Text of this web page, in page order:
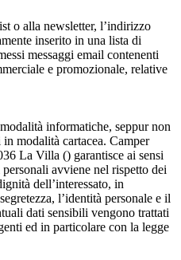
o alla newsletter, l’indirizzo
inserito in una lista di
messaggi email contenenti
e promozionale, relative
informatiche, seppur non
modalità cartacea. Camper
La Villa () garantisce ai sensi
avviene nel rispetto dei
dell’interessato, in
l’identità personale e il
dati sensibili vengono trattati
ed in particolare con la legge